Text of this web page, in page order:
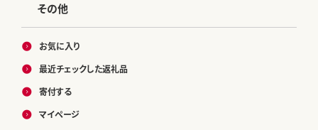
その他
お気に入り
最近チェックした返礼品
寄付する
マイページ